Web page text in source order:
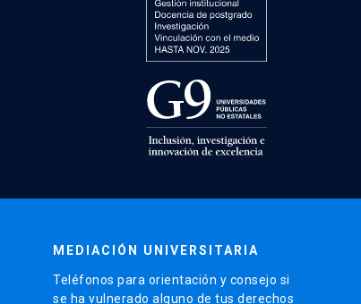
MEDIACIÓN UNIVERSITARIA
Teléfonos para orientación y consejo si
se ha vulnerado alguno de tus derechos